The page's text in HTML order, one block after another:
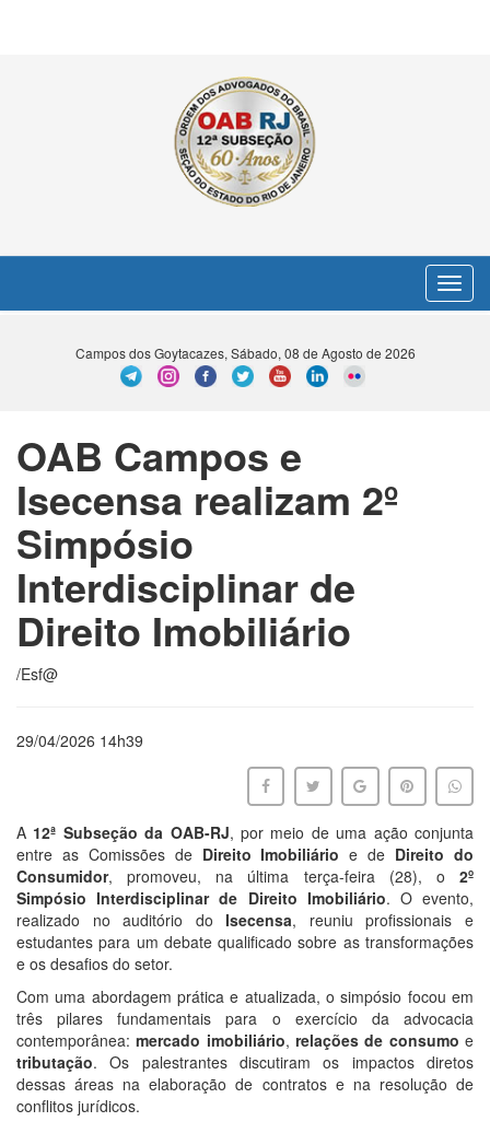
Toggle
Campos dos Goytacazes, Sábado, 08 de Agosto de 2026
OAB Campos e
Isecensa realizam 2º
Simpósio
Interdisciplinar de
Direito Imobiliário
/Esf@
29/04/2026 14h39
A 12ª Subseção da OAB-RJ, por meio de uma ação conjunta
entre as Comissões de Direito Imobiliário e de Direito do
Consumidor, promoveu, na última terça-feira (28), o 2º
Simpósio Interdisciplinar de Direito Imobiliário. O evento,
realizado no auditório doIsecensa, reuniu profissionais e
estudantes para um debate qualificado sobre as transformações
e os desafios do setor.
Com uma abordagem prática e atualizada, o simpósio focou em
três pilares fundamentais para o exercício da advocacia
contemporânea:mercado imobiliário,relações de consumo e
tributação. Os palestrantes discutiram os impactos diretos
dessas áreas na elaboração de contratos e na resolução de
conflitos jurídicos.